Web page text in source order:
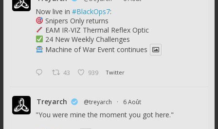
Now live in #BlackOps7:
Snipers Only returns
EAM IR-VIZ Thermal Reflex Optic
24 New Weekly Challenges
Machine of War Event continues
43 939 Twitter
Treyarch @treyarch · 6 Août
"You were mine the moment you got here."